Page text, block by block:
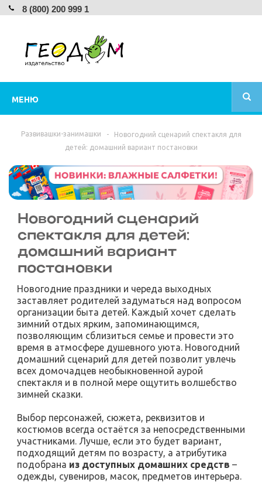
8 (800) 200 999 1
МЕНЮ
Развивашки-занимашки -
Новогодний сценарий спектакля для
детей: домашний вариант постановки
Новогодний сценарий
спектакля для детей:
домашний вариант
постановки
Новогодние праздники и череда выходных
заставляет родителей задуматься над вопросом
организации быта детей. Каждый хочет сделать
зимний отдых ярким, запоминающимся,
позволяющим сблизиться семье и провести это
время в атмосфере душевного уюта. Новогодний
домашний сценарий для детей позволит увлечь
всех домочадцев необыкновенной аурой
спектакля и в полной мере ощутить волшебство
зимней сказки.
Выбор персонажей, сюжета, реквизитов и
костюмов всегда остаётся за непосредственными
участниками. Лучше, если это будет вариант,
подходящий детям по возрасту, а атрибутика
подобрана из доступных домашних средств –
одежды, сувениров, масок, предметов интерьера.